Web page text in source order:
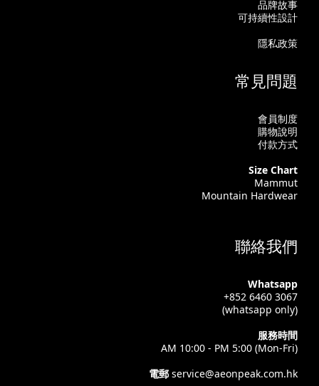
品牌故事
可持續性設計
隱私政策
常見問題
會員制度
購物說明
付款方式
Size Chart
Mammut
Mountain Hardwear
聯絡我們
Whatsapp
+852 6460 3067
(whatsapp only)
服務時間
AM 10:00 - PM 5:00 (Mon-Fri)
電郵 service@aeonpeak.com.hk